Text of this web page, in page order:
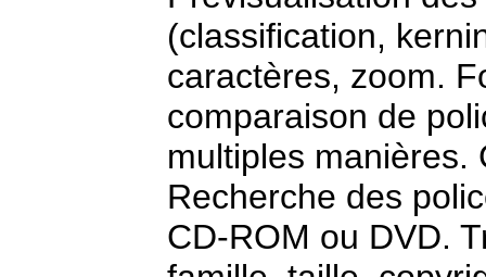
(classification,
caractères, zoom.
comparaison de
multiples manières.
Recherche des
CD-ROM ou DVD.